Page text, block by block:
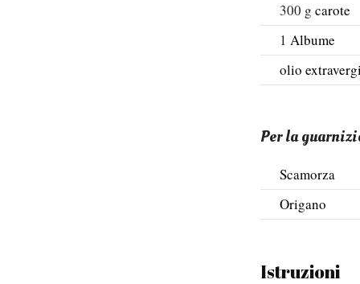
300 g carote
1 Albume
olio
Per la
Scamorza
Origano
Istruzioni